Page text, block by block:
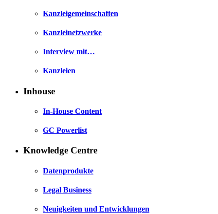
Kanzleigemeinschaften
Kanzleinetzwerke
Interview mit…
Kanzleien
Inhouse
In-House Content
GC Powerlist
Knowledge Centre
Datenprodukte
Legal Business
Neuigkeiten und Entwicklungen